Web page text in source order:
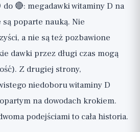
do 🔴: megadawki witaminy D na
są poparte nauką. Nie
a nie są też pozbawione
dawki przez długi czas mogą
Z drugiej strony,
niedoboru witaminy D
na dowodach krokiem.
podejściami to cała historia.